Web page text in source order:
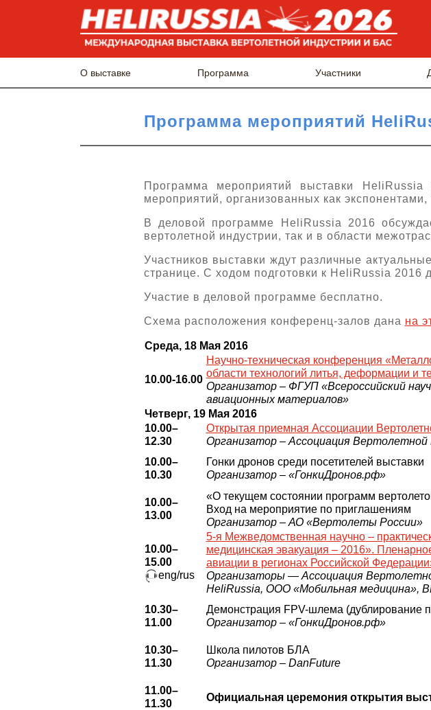
О выставке Программа Участники
Программа мероприятий
Программа мероприятий выставки
мероприятий, организованных как
В деловой программе HeliRussia 2016
вертолетной индустрии, так и в области
Участников выставки ждут различные
странице. С ходом подготовки к HeliRussia 2016
Участие в деловой программе бесплатно.
Схема расположения конференц-залов дана на
Среда, 18 Мая 2016
10.00-16.00
Научно-техническая конференция
области технологий литья, деформации и
Организатор – ФГУП «Всероссийский
авиационных материалов»
Четверг, 19 Мая 2016
10.00–
12.30
Открытая приемная Ассоциации
Организатор – Ассоциация Вертолетной
10.00–
10.30
Гонки дронов среди посетителей выставки
Организатор – «ГонкиДронов.рф»
10.00–
13.00
«О текущем состоянии программ
Вход на мероприятие по приглашениям
Организатор – АО «Вертолеты России»
10.00–
15.00
eng/rus
5-я Межведомственная научно –
медицинская эвакуация – 2016».
авиации в регионах Российской
Организаторы — Ассоциация
HeliRussia, ООО «Мобильная медицина»,
10.30–
11.00
Демонстрация FPV-шлема (дублирование
Организатор – «ГонкиДронов.рф»
10.30–
11.30
Школа пилотов БЛА
Организатор – DanFuture
11.00–
11.30
Официальная церемония открытия